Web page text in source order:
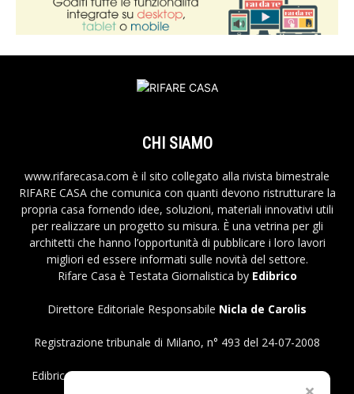
CHI SIAMO
www.rifarecasa.com è il sito collegato alla rivista bimestrale
RIFARE CASA che comunica con quanti devono ristrutturare la
propria casa fornendo idee, soluzioni, materiali innovativi utili
per realizzare un progetto su misura. È una vetrina per gli
architetti che hanno l’opportunità di pubblicare i loro lavori
migliori ed essere informati sulle novità del settore.
Rifare Casa è Testata Giornalistica by Edibrico
Direttore Editoriale Responsabile Nicla de Carolis
Registrazione tribunale di Milano, n° 493 del 24-07-2008
Edibrico srl - Viale Emilio Caldara, 44 - 20122 Milano P.iva